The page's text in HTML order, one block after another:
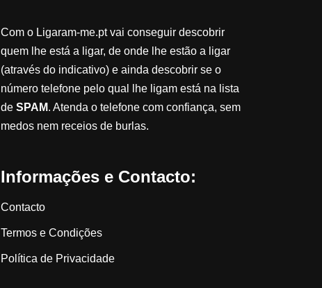
Com o Ligaram-me.pt vai conseguir descobrir
quem lhe está a ligar, de onde lhe estão a ligar
(através do indicativo) e ainda descobrir se o
número telefone pelo qual lhe ligam está na lista
de SPAM. Atenda o telefone com confiança, sem
medos nem receios de burlas.
Informações e Contacto:
Contacto
Termos e Condições
Política de Privacidade